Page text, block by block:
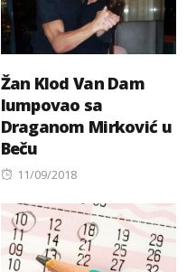
Žan Klod Van Dam
lumpovao sa
Draganom Mirković u
Beču
Posted
11/09/2018